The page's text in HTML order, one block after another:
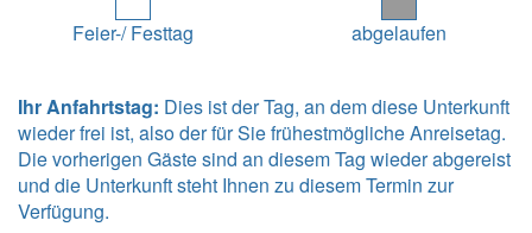
Feier-/ Festtag abgelaufen
Ihr Anfahrtstag: Dies ist der Tag, an dem diese Unterkunft
wieder frei ist, also der für Sie frühestmögliche Anreisetag.
Die vorherigen Gäste sind an diesem Tag wieder abgereist
und die Unterkunft steht Ihnen zu diesem Termin zur
Verfügung.